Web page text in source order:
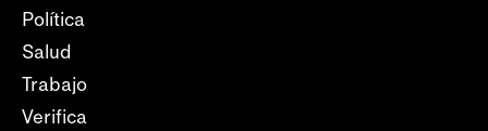
Política
Salud
Trabajo
Verifica